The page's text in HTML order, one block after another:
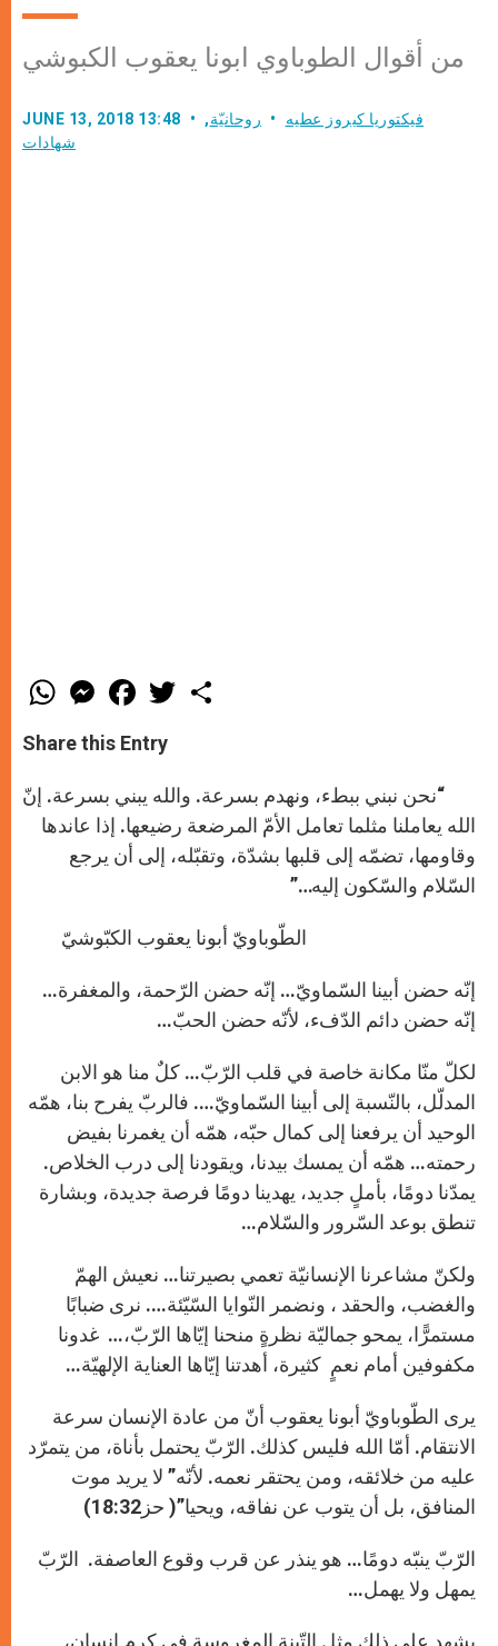
من أقوال الطوباوي ابونا يعقوب الكبوشي
JUNE 13, 2018 13:48 فيكتوريا كيروز عطيه روحانيّة,
شهادات
W
h
t
s
p
p
M
e
s
e
g
e
r
F
a
e
b
o
k
T
w
r
Share this Entry
“نحن نبني ببطء، ونهدم بسرعة. والله يبني بسرعة. إنّ
الله يعاملنا مثلما تعامل الأمّ المرضعة رضيعها. إذا عاندها
وقاومها، تضمّه إلى قلبها بشدّة، وتقبّله، إلى أن يرجع
السّلام والسّكون إليه…”
الطّوباويّ أبونا يعقوب الكبّوشيّ
إنّه حضن أبينا السّماويّ… إنّه حضن الرّحمة، والمغفرة…
إنّه حضن دائم الدّفء، لأنّه حضن الحبّ…
لكلّ منّا مكانة خاصة في قلب الرّبّ… كلٌ منا هو الابن
المدلّل، بالنّسبة إلى أبينا السّماويّ…. فالربّ يفرح بنا، همّه
الوحيد أن يرفعنا إلى كمال حبّه، همّه أن يغمرنا بفيض
رحمته… همّه أن يمسك بيدنا، ويقودنا إلى درب الخلاص.
يمدّنا دومًا، بأملٍ جديد، يهدينا دومًا فرصة جديدة، وبشارة
تنطق بوعد السّرور والسّلام…
ولكنّ مشاعرنا الإنسانيّة تعمي بصيرتنا… نعيش الهمّ
والغضب، والحقد ، ونضمر النّوايا السّيّئة…. نرى ضبابًا
مستمرًّا، يمحو جماليّة نظرةٍ منحنا إيّاها الرّبّ،… غدونا
مكفوفين أمام نعمٍ كثيرة، أهدتنا إيّاها العناية الإلهيّة…
يرى الطّوباويّ أبونا يعقوب أنّ من عادة الإنسان سرعة
الانتقام. أمّا الله فليس كذلك. الرّبّ يحتمل بأناة، من يتمرّد
عليه من خلائقه، ومن يحتقر نعمه. لأنّه” لا يريد موت
المنافق، بل أن يتوب عن نفاقه، ويحيا”( حز18:32)
الرّبّ ينبّه دومًا… هو ينذر عن قرب وقوع العاصفة. الرّبّ
يمهل ولا يهمل…
يشهد على ذلك مثل التّينة المغروسة في كرم إنسان،